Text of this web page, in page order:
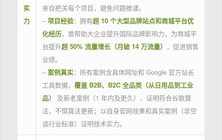
实
力
亲自把关每个项目，避免问题推诿。
– 项目经验：拥有超 10 个大型品牌站点和商城平台优
化经历，曾帮助大企业提升国际品牌影响力，为商城平
台提升超 50% 流量增长（月破 14 万流量） ，促进销售
业绩。
– 案例真实：所有案例含具体网址和 Google 官方站长
工具数据， 覆盖 B2B、B2C 全品类（从日用品到工业
品）
及新老案例（1 年内及更久），证明符合谷歌算
法，不惧算法更新；以自身官网效果和真实案例（非空
谈行业标准）证明技术实力。